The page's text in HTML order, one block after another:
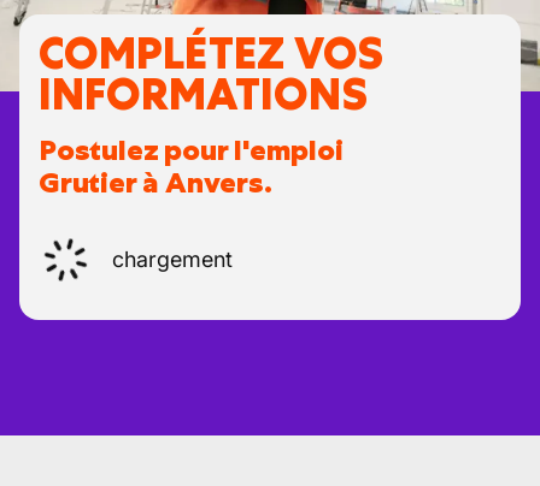
COMPLÉTEZ VOS
INFORMATIONS
Postulez pour l'emploi
Grutier à Anvers.
chargement